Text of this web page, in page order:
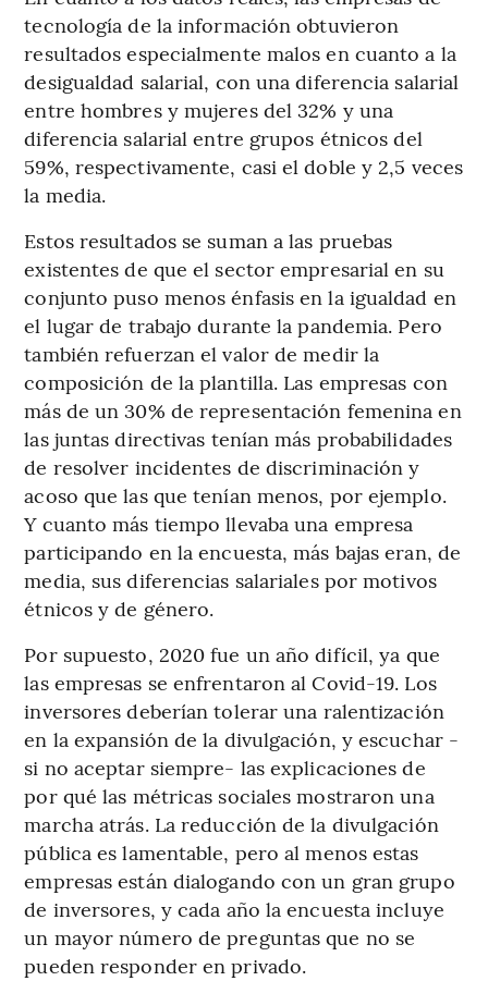
tecnología de la información obtuvieron
resultados especialmente malos en cuanto a la
desigualdad salarial, con una diferencia salarial
entre hombres y mujeres del 32% y una
diferencia salarial entre grupos étnicos del
59%, respectivamente, casi el doble y 2,5 veces
la media.
Estos resultados se suman a las pruebas
existentes de que el sector empresarial en su
conjunto puso menos énfasis en la igualdad en
el lugar de trabajo durante la pandemia. Pero
también refuerzan el valor de medir la
composición de la plantilla. Las empresas con
más de un 30% de representación femenina en
las juntas directivas tenían más probabilidades
de resolver incidentes de discriminación y
acoso que las que tenían menos, por ejemplo.
Y cuanto más tiempo llevaba una empresa
participando en la encuesta, más bajas eran, de
media, sus diferencias salariales por motivos
étnicos y de género.
Por supuesto, 2020 fue un año difícil, ya que
las empresas se enfrentaron al Covid-19. Los
inversores deberían tolerar una ralentización
en la expansión de la divulgación, y escuchar -
si no aceptar siempre- las explicaciones de
por qué las métricas sociales mostraron una
marcha atrás. La reducción de la divulgación
pública es lamentable, pero al menos estas
empresas están dialogando con un gran grupo
de inversores, y cada año la encuesta incluye
un mayor número de preguntas que no se
pueden responder en privado.